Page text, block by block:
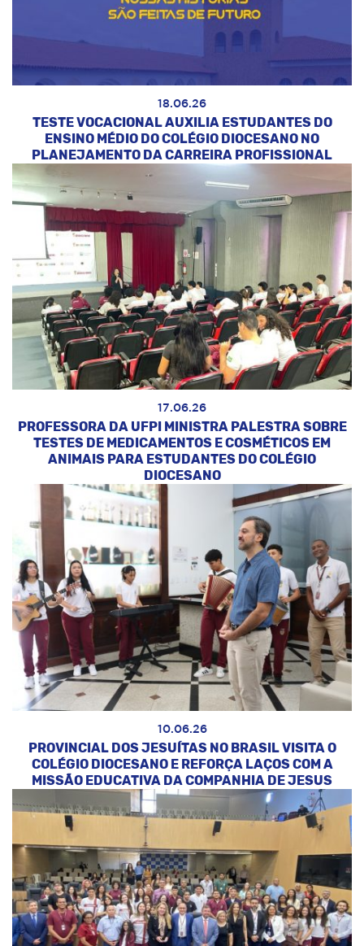
18.06.26
TESTE VOCACIONAL AUXILIA ESTUDANTES DO
ENSINO MÉDIO DO COLÉGIO DIOCESANO NO
PLANEJAMENTO DA CARREIRA PROFISSIONAL
17.06.26
PROFESSORA DA UFPI MINISTRA PALESTRA SOBRE
TESTES DE MEDICAMENTOS E COSMÉTICOS EM
ANIMAIS PARA ESTUDANTES DO COLÉGIO
DIOCESANO
10.06.26
PROVINCIAL DOS JESUÍTAS NO BRASIL VISITA O
COLÉGIO DIOCESANO E REFORÇA LAÇOS COM A
MISSÃO EDUCATIVA DA COMPANHIA DE JESUS